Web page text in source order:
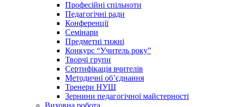
Професійні спільноти
Педагогічні ради
Конференції
Семінари
Предметні тижні
Конкурс “Учитель року”
Творчі групи
Сертифікація вчителів
Методичні об’єднання
Тренери НУШ
Зернини педагогічної майстерності
Виховна робота